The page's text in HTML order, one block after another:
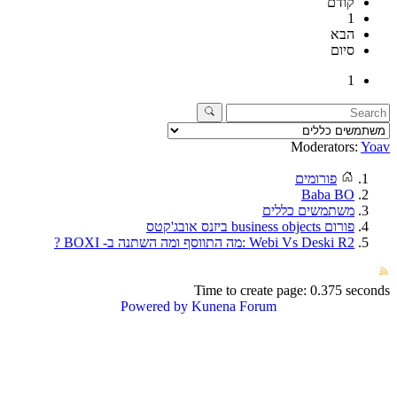
1
הבא
סיום
1
Moderators:
פורומים
Baba BO
משתמשים כללים
פורום business objects ביזנס אובג'קטס
Webi Vs Deski R2 :מה התווסף ומה השתנה ב- BOXI ?
Time to create page: 0.375
Powered by Kunena Forum